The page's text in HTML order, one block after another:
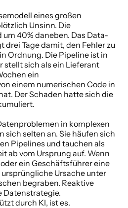
eines großen
Unsinn. Die
40% daneben. Das Data-
drei Tage damit, den Fehler zu
Ordnung. Die Pipeline ist in
stellt sich als ein Lieferant
ein
einem numerischen Code in
Der Schaden hatte sich die
sich selten an. Sie häufen sich
Pipelines und tauchen als
ab vom Ursprung auf. Wenn
ein Geschäftsführer eine
Ursache unter
begraben. Reaktive
Datenstrategie.
durch KI, ist es.